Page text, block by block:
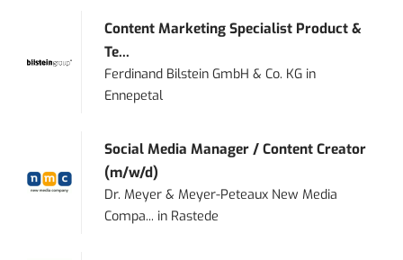
Content Marketing Specialist Product &
Te...
Ferdinand Bilstein GmbH & Co. KG in
Ennepetal
Social Media Manager / Content Creator
(m/w/d)
Dr. Meyer & Meyer-Peteaux New Media
Compa... in Rastede